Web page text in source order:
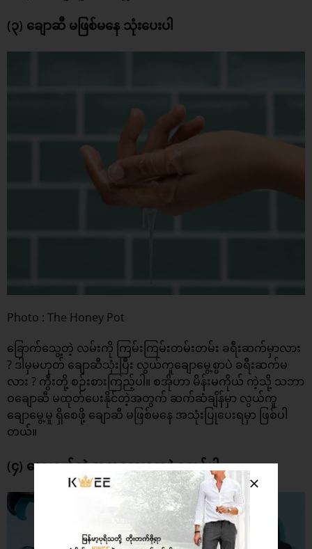
(၃) ချောဆီ မဖြစ်မနေ သုံးပေးပါ
Photo : The Honey Pot
ခြောက်သွေ့တဲ့ လမ်းကို ကြမ်းကြမ်းတမ်းတမ်း ခရီးဆက်မှာလား
? ဒါမှမဟုတ် ချောဆီသုံးပြီး လွယ်ကူချောမွေ့စွာပဲ ခရီးဆက်မ
လား ? ကွီးတို့ စဉ်းစားကြည့်ပါ။ စအိုဟာ မိန်းမကိုယ် ကဲ့သို့ သဘာ
ဝချောဆီ မထုတ်ပေးနိုင်တဲ့အတွက် ဆက်ဆံချိန်မှာ လွယ်ကူ
ချောမွေ့မှု ရှိစေဖို့ ချောဆီ မဖြစ်မနေ အသုံးပြုပေးရမှာ ဖြစ်ပါ
တယ်။
(၄) သေးငယ်တဲ့ အရာလေးတွေနဲ့ စတင်ပါ